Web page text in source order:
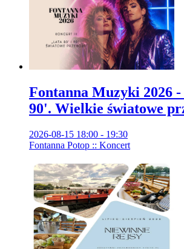
Fontanna Muzyki 2026
90'. Wielkie światowe
2026-08-15 18:00 - 19:30
Fontanna Potop :: Koncert